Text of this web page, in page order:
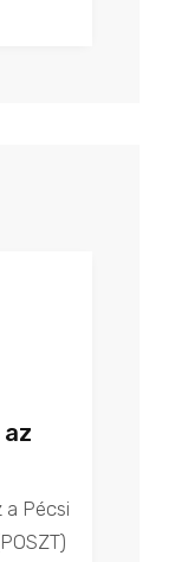
a Pécsi